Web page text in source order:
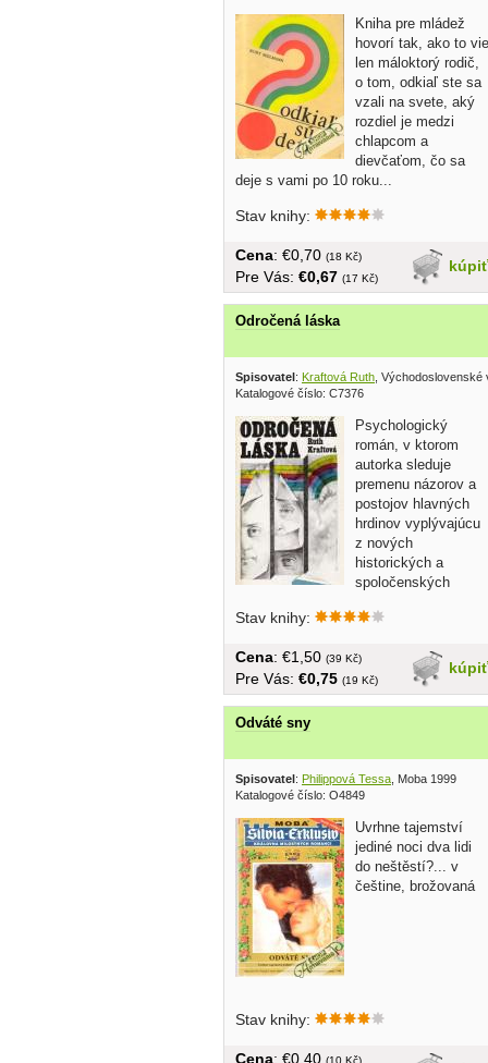
Kniha pre mládež
hovorí tak, ako to vie
len máloktorý rodič,
o tom, odkiaľ ste sa
vzali na svete, aký
rozdiel je medzi
chlapcom a
dievčaťom, čo sa
deje s vami po 10 roku...
Stav knihy:
kúpiť
Cena: €0,70 (18 Kč)
Pre Vás: €0,67 (17 Kč)
Odročená láska
Spisovatel: Kraftová Ruth ,
Katalogové číslo: C7376
Psychologický
román, v ktorom
autorka sleduje
premenu názorov a
postojov hlavných
hrdinov vyplývajúcu
z nových
historických a
spoločenských
Rozprávačkou...
Stav knihy:
kúpiť
Cena: €1,50 (39 Kč)
Pre Vás: €0,75 (19 Kč)
Odváté sny
Spisovatel: Philippová Tessa , Moba 1999
Katalogové číslo: O4849
Uvrhne tajemství
jediné noci dva lidi
do neštěstí?... v
češtine, brožovaná
Stav knihy:
Cena: €0,40 (10 Kč)